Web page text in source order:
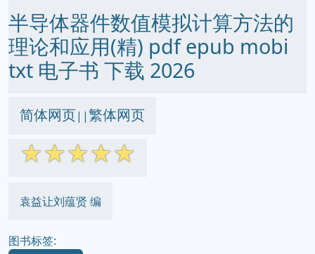
半导体器件数值模拟计算方法的
理论和应用(精) pdf epub mobi
txt 电子书 下载 2026
简体网页||繁体网页
☆☆☆☆☆
袁益让刘蕴贤 编
图书标签: